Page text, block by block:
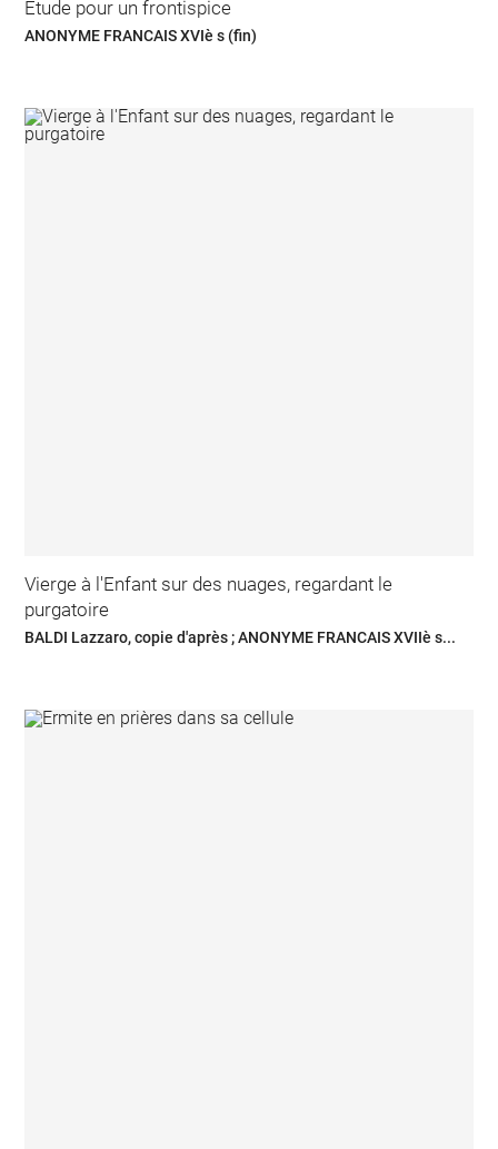
Etude pour un frontispice
ANONYME FRANCAIS XVIè s (fin)
Vierge à l'Enfant sur des nuages, regardant le
purgatoire
BALDI Lazzaro, copie d'après ; ANONYME FRANCAIS XVIIè s...